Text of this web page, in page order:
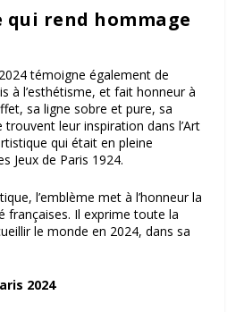
qui rend hommage
témoigne également de
à l’esthétisme, et fait honneur à
sa ligne sobre et pure, sa
leur inspiration dans l’Art
qui était en pleine
Jeux de Paris 1924.
l’emblème met à l’honneur la
françaises. Il exprime toute la
le monde en 2024, dans sa
2024